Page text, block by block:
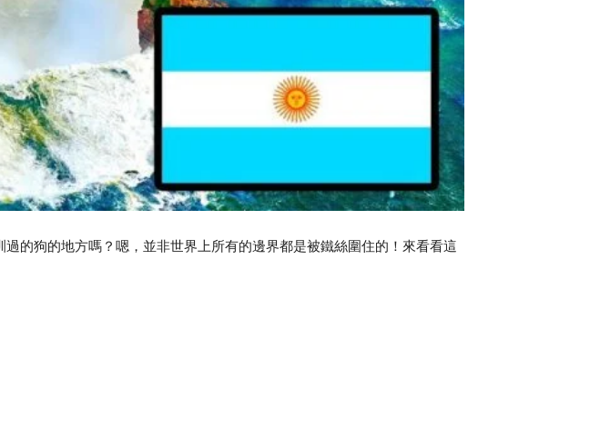
的狗的地方嗎？嗯，並非世界上所有的邊界都是被鐵絲圍住的！來看看這